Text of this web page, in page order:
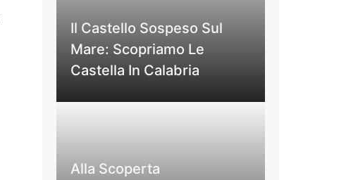
Il Castello Sospeso Sul
Mare: Scopriamo Le
Castella In Calabria
Alla Scoperta